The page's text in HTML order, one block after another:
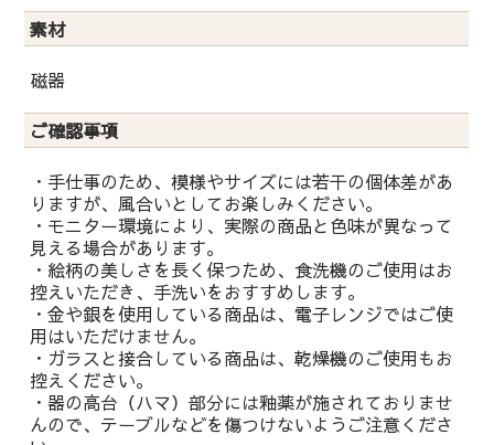
素材
磁器
ご確認事項
・手仕事のため、模様やサイズには若干の個体差があ
りますが、風合いとしてお楽しみください。
・モニター環境により、実際の商品と色味が異なって
見える場合があります。
・絵柄の美しさを長く保つため、食洗機のご使用はお
控えいただき、手洗いをおすすめします。
・金や銀を使用している商品は、電子レンジではご使
用はいただけません。
・ガラスと接合している商品は、乾燥機のご使用もお
控えください。
・器の高台（ハマ）部分には釉薬が施されておりませ
んので、テーブルなどを傷つけないようご注意くださ